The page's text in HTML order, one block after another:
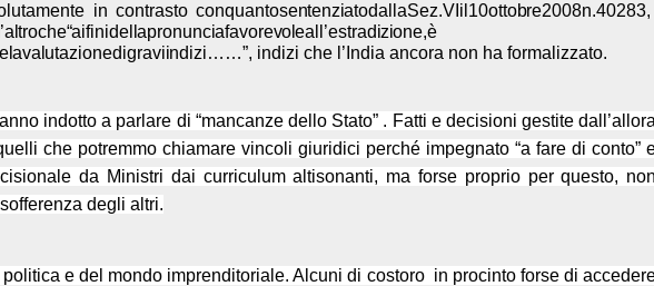
in contrasto conquantosentenziatoda aSez.VI il 10ottobre2008n.40283,
’a ltroche“aifinidel lapronunciafavorevoleal ’estradizione,è
elava utazionedigraviindizi……”, indizi che l’India ancora non ha formalizzato.
indotto a parlare di “mancanze dello Stato” . Fatti e decisioni gestite
che potremmo chiamare vincoli giuridici perché impegnato “a fare di conto”
da Ministri dai curriculum altisonanti, ma forse proprio per questo,
degli altri.
e del mondo imprenditoriale. Alcuni di costoro in procinto forse di